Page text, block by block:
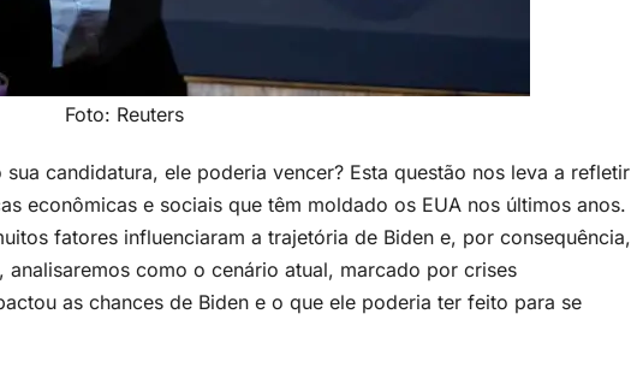
Foto: Reuters
candidatura, ele poderia vencer? Esta questão nos leva a refletir
econômicas e sociais que têm moldado os EUA nos últimos anos.
fatores influenciaram a trajetória de Biden e, por consequência,
como o cenário atual, marcado por crises
as chances de Biden e o que ele poderia ter feito para se